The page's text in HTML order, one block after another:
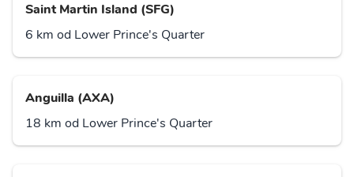
Saint Martin Island (SFG)
6 km od Lower Prince's Quarter
Anguilla (AXA)
18 km od Lower Prince's Quarter